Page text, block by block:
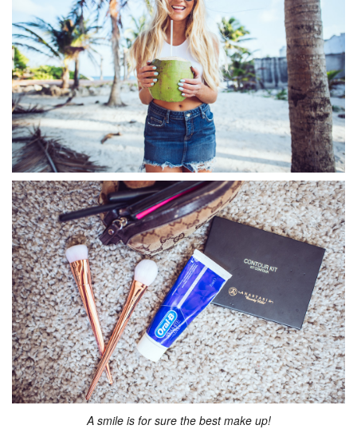
A smile is for sure the best make up!